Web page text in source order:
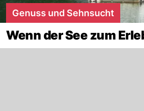
Genuss und Sehnsucht
Wenn der See zum